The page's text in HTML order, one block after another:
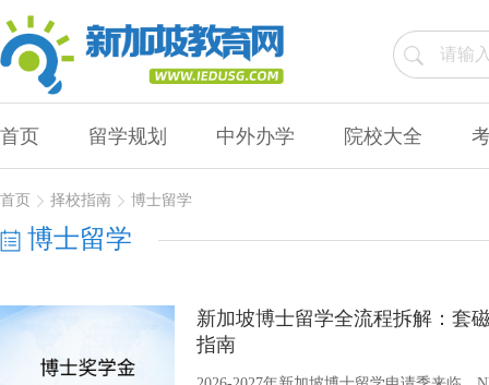
首页 留学规划 中外办学 院校大全
首页 择校指南 博士留学
博士留学
新加坡博士留学全流程拆解：套
指南